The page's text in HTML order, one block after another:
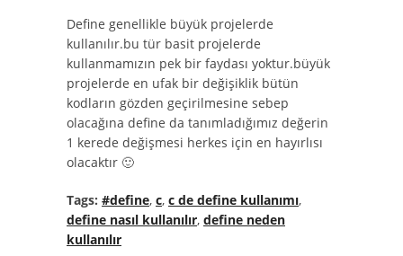
Define genellikle büyük projelerde
kullanılır.bu tür basit projelerde
kullanmamızın pek bir faydası yoktur.büyük
projelerde en ufak bir değişiklik bütün
kodların gözden geçirilmesine sebep
olacağına define da tanımladığımız değerin
1 kerede değişmesi herkes için en hayırlısı
olacaktır 🙂
Tags: #define, c, c de define kullanımı,
define nasıl kullanılır, define neden
kullanılır